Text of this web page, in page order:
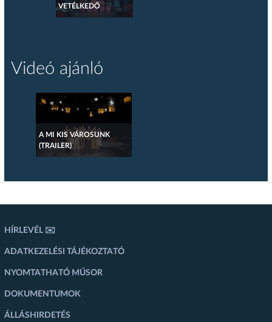
VETÉLKEDŐ
Videó ajánló
A MI KIS VÁROSUNK
(TRAILER)
HÍRLEVÉL ✉️
ADATKEZELÉSI TÁJÉKOZTATÓ
NYOMTATHATÓ MŰSOR
DOKUMENTUMOK
ÁLLÁSHIRDETÉS